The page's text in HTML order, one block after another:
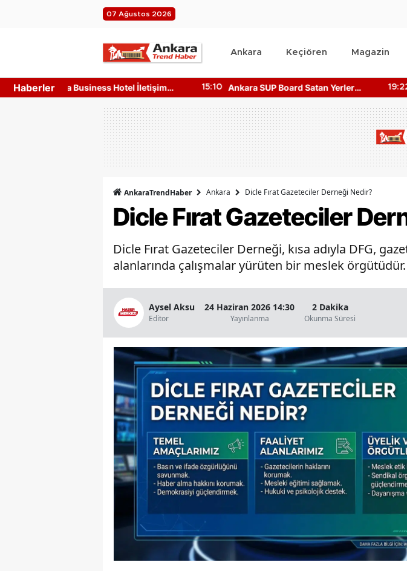
07 Ağustos 2026
Ankara Keçiören Magazin
Haberler
İletişim
15:10
Ankara SUP Board Satan Yerler
Nerede? Kano Fiyatları!
19:22
Ankara DOA Toplu İade
Nerede? Depozito Makinesi
Nerede?
AnkaraTrendHaber Ankara Dicle Fırat Gazeteciler Derneği Nedir?
Dicle Fırat Gazeteciler
Dicle Fırat Gazeteciler Derneği, kısa adıyla DFG,
alanlarında çalışmalar yürüten bir meslek örgütüdür.
Aysel Aksu
Editor
24 Haziran 2026 14:30
Yayınlanma
2 Dakika
Okunma Süresi